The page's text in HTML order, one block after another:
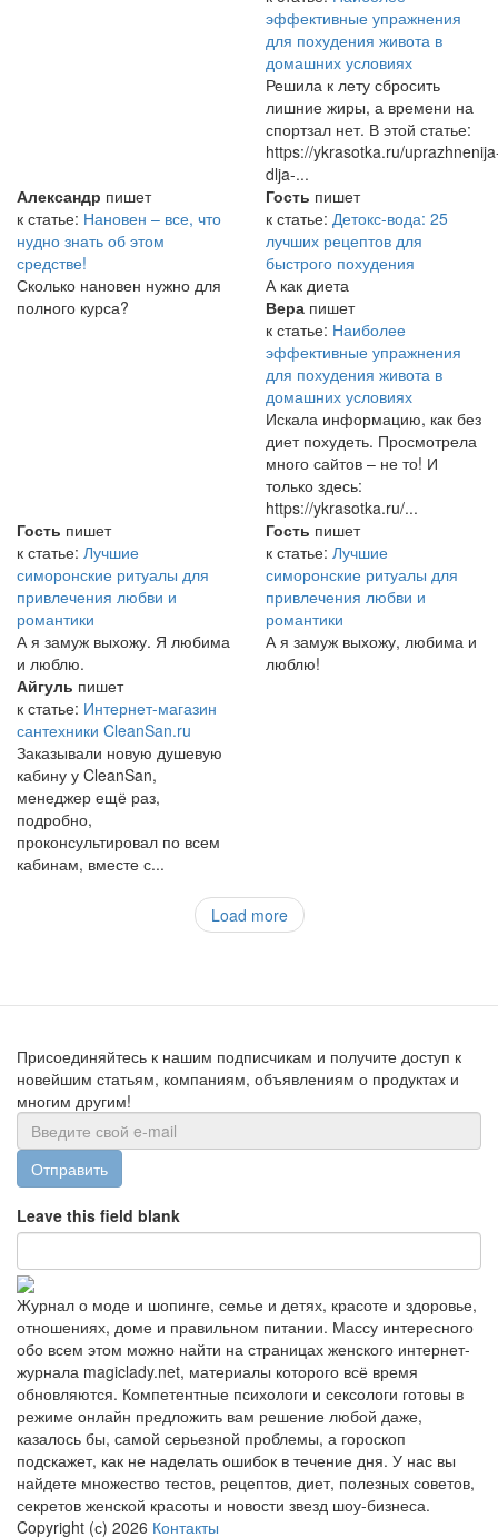
эффективные упражнения
для похудения живота в
домашних условиях
Решила к лету сбросить
лишние жиры, а времени на
спортзал нет. В этой статье:
https://ykrasotka.ru/
dlja-...
Александр пишет
к статье: Нановен – все, что
нудно знать об этом
средстве!
Сколько нановен нужно для
полного курса?
Гость пишет
к статье: Детокс-вода: 25
лучших рецептов для
быстрого похудения
А как диета
Вера пишет
к статье: Наиболее
эффективные упражнения
для похудения живота в
домашних условиях
Искала информацию, как без
диет похудеть. Просмотрела
много сайтов – не то! И
только здесь:
https://ykrasotka.ru/...
Гость пишет
к статье: Лучшие
симоронские ритуалы для
привлечения любви и
романтики
А я замуж выхожу. Я любима
и люблю.
Гость пишет
к статье: Лучшие
симоронские ритуалы для
привлечения любви и
романтики
А я замуж выхожу, любима и
люблю!
Айгуль пишет
к статье: Интернет-магазин
сантехники CleanSan.ru
Заказывали новую душевую
кабину у CleanSan,
менеджер ещё раз,
подробно,
проконсультировал по всем
кабинам, вместе с...
Load more
Присоединяйтесь к нашим подписчикам и получите доступ к
новейшим статьям, компаниям, объявлениям о продуктах и
многим другим!
Отправить
Leave this field blank
Журнал о моде и шопинге, семье и детях, красоте и здоровье,
отношениях, доме и правильном питании. Массу интересного
обо всем этом можно найти на страницах женского интернет-
журнала magiclady.net, материалы которого всё время
обновляются. Компетентные психологи и сексологи готовы в
режиме онлайн предложить вам решение любой даже,
казалось бы, самой серьезной проблемы, а гороскоп
подскажет, как не наделать ошибок в течение дня. У нас вы
найдете множество тестов, рецептов, диет, полезных советов,
секретов женской красоты и новости звезд шоу-бизнеса.
Copyright (с) 2026 Контакты